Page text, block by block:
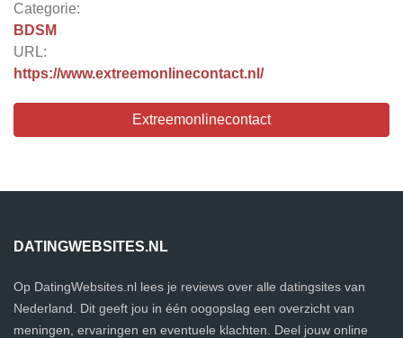
Categorie:
BDSM
URL:
https://www.extreemonlinecontact.nl/
Extreemonlinecontact
DATINGWEBSITES.NL
Op DatingWebsites.nl lees je reviews over alle datingsites van
Nederland. Dit geeft jou in één oogopslag een overzicht van
meningen, ervaringen en eventuele klachten. Deel jouw online